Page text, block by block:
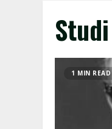
1 MIN READ